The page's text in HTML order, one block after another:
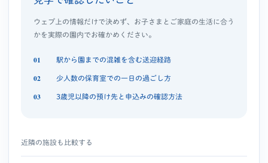
ウェブ上の情報だけで決めず、お子さまとご家庭の生活に合う
かを実際の園内でお確かめください。
駅から園までの混雑を含む送迎経路
少人数の保育室での一日の過ごし方
3歳児以降の預け先と申込みの確認方法
近隣の施設も比較する